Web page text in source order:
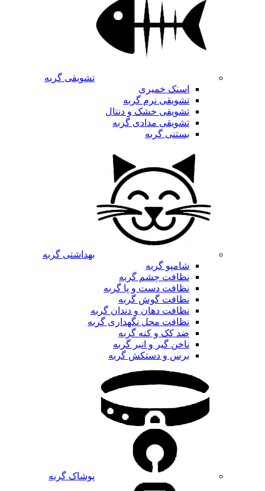
تشویقی گربه
اسنک خمیری
تشویقی نرم گربه
تشویقی خشک و دنتال
تشویقی مدادی گربه
بستنی گربه
بهداشتی گربه
شامپو گربه
نظافت چشم گربه
نظافت دست و پا گربه
نظافت گوش گربه
نظافت دهان و دندان گربه
نظافت محل نگهداری گربه
ضد کک و کنه گربه
ناخن گیر و انبر گربه
برس و دستکش گربه
پوشاک گربه